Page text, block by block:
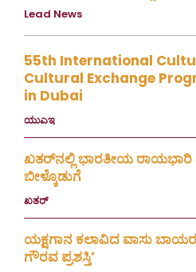
Lead News
55th International
Cultural Exchange
in Dubai
ಯುಎಇ
ಖತರ್‌ನಲ್ಲಿ ಭಾರತೀಯ
ಬೀಳ್ಕೊಡುಗೆ
ಖತರ್
ಯಕ್ಷಗಾನ ಕಲಾವಿದ ವಾಸು
ಗೌರವ ಪ್ರಶಸ್ತಿ’